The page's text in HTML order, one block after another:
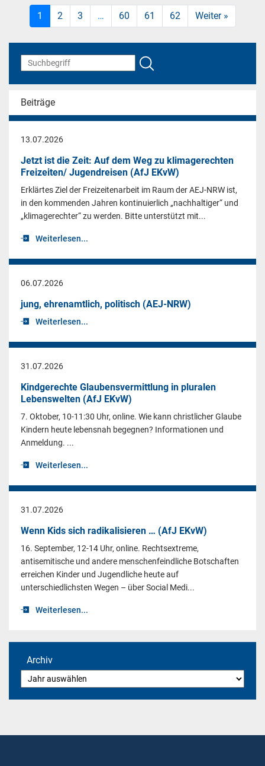
1 2 3 … 60 61 62 Weiter »
Beiträge
13.07.2026
Jetzt ist die Zeit: Auf dem Weg zu klimagerechten
Freizeiten/ Jugendreisen (AfJ EKvW)
Erklärtes Ziel der Freizeitenarbeit im Raum der AEJ-NRW ist,
in den kommenden Jahren kontinuierlich „nachhaltiger“ und
„klimagerechter“ zu werden. Bitte unterstützt mit...
Weiterlesen...
06.07.2026
jung, ehrenamtlich, politisch (AEJ-NRW)
Weiterlesen...
31.07.2026
Kindgerechte Glaubensvermittlung in pluralen
Lebenswelten (AfJ EKvW)
7. Oktober, 10-11:30 Uhr, online. Wie kann christlicher Glaube
Kindern heute lebensnah begegnen? Informationen und
Anmeldung. ...
Weiterlesen...
31.07.2026
Wenn Kids sich radikalisieren … (AfJ EKvW)
16. September, 12-14 Uhr, online. Rechtsextreme,
antisemitische und andere menschenfeindliche Botschaften
erreichen Kinder und Jugendliche heute auf
unterschiedlichsten Wegen – über Social Medi...
Weiterlesen...
Archiv